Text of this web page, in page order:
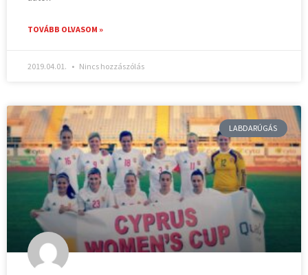
TOVÁBB OLVASOM »
2019.04.01. Nincs hozzászólás
LABDARÚGÁS